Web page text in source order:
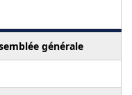
générale